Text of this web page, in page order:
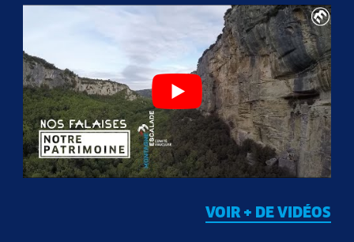
VOIR + DE VIDÉOS